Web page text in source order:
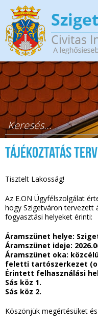
Ugrás a tartalomra
Keresés űrlap
Tájékoztatás
Tisztelt Lakosság!
Az E.ON Ügyfélszolgálat
hogy Szigetváron tervezett
fogyasztási helyeket érinti:
Áramszünet helye:
Áramszünet ideje:
Áramszünet oka:
feletti tartószerkezet
Érintett felhasználási
Sás köz 1.
Sás köz 2.
Köszönjük megértésüket